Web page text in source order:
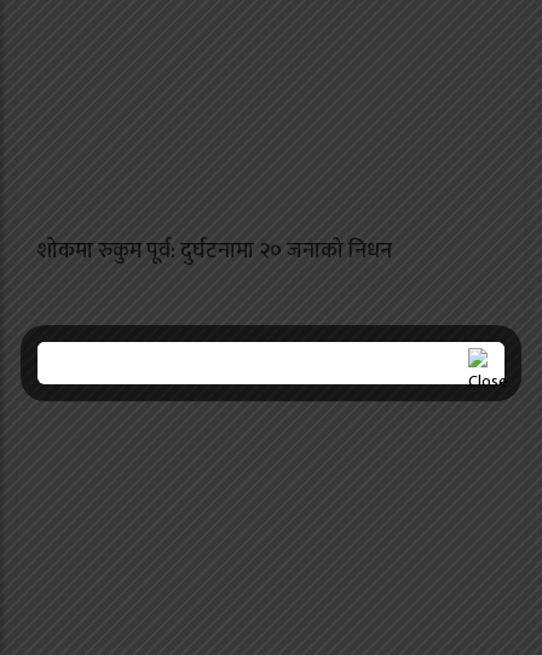
शोकमा रुकुम पूर्व: दुर्घटनामा २० जनाको निधन